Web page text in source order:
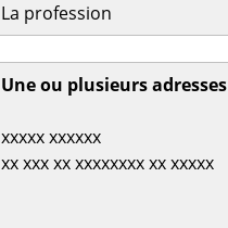
La profession
Une ou plusieurs adresses
xxxxx xxxxxx
xx xxx xx xxxxxxxx xx xxxxx